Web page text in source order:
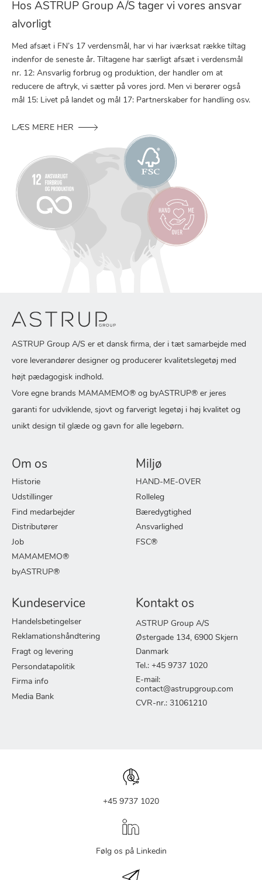
Hos ASTRUP Group A/S tager vi vores ansvar
alvorligt
Med afsæt i FN’s 17 verdensmål, har vi har iværksat række tiltag
indenfor de seneste år. Tiltagene har særligt afsæt i verdensmål
nr. 12: Ansvarlig forbrug og produktion, der handler om at
reducere de aftryk, vi sætter på vores jord. Men vi berører også
mål 15: Livet på landet og mål 17: Partnerskaber for handling osv.
LÆS MERE HER
ASTRUP Group A/S er et dansk firma, der i tæt samarbejde med
vore leverandører designer og producerer kvalitetslegetøj med
højt pædagogisk indhold.
Vore egne brands MAMAMEMO® og byASTRUP® er jeres
garanti for udviklende, sjovt og farverigt legetøj i høj kvalitet og
unikt design til glæde og gavn for alle legebørn.
Om os
Historie
Udstillinger
Find medarbejder
Distributører
Job
MAMAMEMO®
byASTRUP®
Miljø
HAND-ME-OVER
Rolleleg
Bæredygtighed
Ansvarlighed
FSC®
Kundeservice
Handelsbetingelser
Reklamationshåndtering
Fragt og levering
Persondatapolitik
Firma info
Media Bank
Kontakt os
ASTRUP Group A/S
Østergade 134, 6900 Skjern
Danmark
Tel.: +45 9737 1020
E-mail:
contact@astrupgroup.com
CVR-nr.: 31061210
+45 9737 1020
Følg os på Linkedin